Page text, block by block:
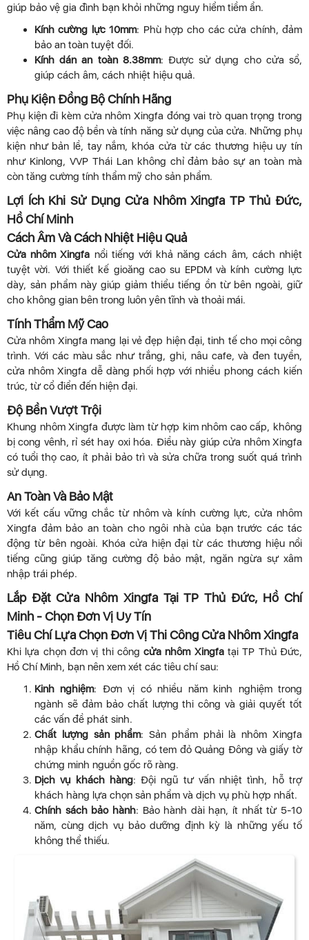
giúp bảo vệ gia đình bạn khỏi những nguy hiểm tiềm ẩn.
Kính cường lực 10mm: Phù hợp cho các cửa chính, đảm
bảo an toàn tuyệt đối.
Kính dán an toàn 8.38mm: Được sử dụng cho cửa sổ,
giúp cách âm, cách nhiệt hiệu quả.
Phụ Kiện Đồng Bộ Chính Hãng
Phụ kiện đi kèm cửa nhôm Xingfa đóng vai trò quan trọng trong
việc nâng cao độ bền và tính năng sử dụng của cửa. Những phụ
kiện như bản lề, tay nắm, khóa cửa từ các thương hiệu uy tín
như Kinlong, VVP Thái Lan không chỉ đảm bảo sự an toàn mà
còn tăng cường tính thẩm mỹ cho sản phẩm.
Lợi Ích Khi Sử Dụng Cửa Nhôm Xingfa TP Thủ Đức,
Hồ Chí Minh
Cách Âm Và Cách Nhiệt Hiệu Quả
Cửa nhôm Xingfa nổi tiếng với khả năng cách âm, cách nhiệt
tuyệt vời. Với thiết kế gioăng cao su EPDM và kính cường lực
dày, sản phẩm này giúp giảm thiểu tiếng ồn từ bên ngoài, giữ
cho không gian bên trong luôn yên tĩnh và thoải mái.
Tính Thẩm Mỹ Cao
Cửa nhôm Xingfa mang lại vẻ đẹp hiện đại, tinh tế cho mọi công
trình. Với các màu sắc như trắng, ghi, nâu cafe, và đen tuyền,
cửa nhôm Xingfa dễ dàng phối hợp với nhiều phong cách kiến
trúc, từ cổ điển đến hiện đại.
Độ Bền Vượt Trội
Khung nhôm Xingfa được làm từ hợp kim nhôm cao cấp, không
bị cong vênh, rỉ sét hay oxi hóa. Điều này giúp cửa nhôm Xingfa
có tuổi thọ cao, ít phải bảo trì và sửa chữa trong suốt quá trình
sử dụng.
An Toàn Và Bảo Mật
Với kết cấu vững chắc từ nhôm và kính cường lực, cửa nhôm
Xingfa đảm bảo an toàn cho ngôi nhà của bạn trước các tác
động từ bên ngoài. Khóa cửa hiện đại từ các thương hiệu nổi
tiếng cũng giúp tăng cường độ bảo mật, ngăn ngừa sự xâm
nhập trái phép.
Lắp Đặt Cửa Nhôm Xingfa Tại TP Thủ Đức, Hồ Chí
Minh - Chọn Đơn Vị Uy Tín
Tiêu Chí Lựa Chọn Đơn Vị Thi Công Cửa Nhôm Xingfa
Khi lựa chọn đơn vị thi côngcửa nhôm Xingfatại TP Thủ Đức,
Hồ Chí Minh, bạn nên xem xét các tiêu chí sau:
Kinh nghiệm: Đơn vị có nhiều năm kinh nghiệm trong
ngành sẽ đảm bảo chất lượng thi công và giải quyết tốt
các vấn đề phát sinh.
Chất lượng sản phẩm: Sản phẩm phải là nhôm Xingfa
nhập khẩu chính hãng, có tem đỏ Quảng Đông và giấy tờ
chứng minh nguồn gốc rõ ràng.
Dịch vụ khách hàng: Đội ngũ tư vấn nhiệt tình, hỗ trợ
khách hàng lựa chọn sản phẩm và dịch vụ phù hợp nhất.
Chính sách bảo hành: Bảo hành dài hạn, ít nhất từ 5-10
năm, cùng dịch vụ bảo dưỡng định kỳ là những yếu tố
không thể thiếu.